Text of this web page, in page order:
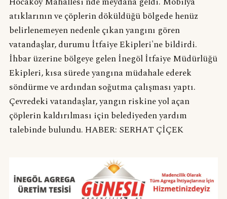
atıklarının ve çöplerin döküldüğü bölgede henüz
belirlenemeyen nedenle çıkan yangını gören
vatandaşlar, durumu İtfaiye Ekipleri'ne bildirdi.
İhbar üzerine bölgeye gelen İnegöl İtfaiye Müdürlüğü
Ekipleri, kısa sürede yangına müdahale ederek
söndürme ve ardından soğutma çalışması yaptı.
Çevredeki vatandaşlar, yangın riskine yol açan
çöplerin kaldırılması için belediyeden yardım
talebinde bulundu. HABER: SERHAT ÇİÇEK